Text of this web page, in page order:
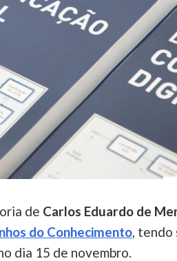
de Carlos Eduardo de
do Conhecimento, tendo
dia 15 de novembro.